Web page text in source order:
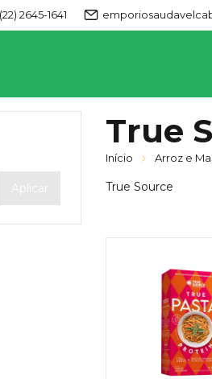
(22) 2645-1641
Aplicar
True
Início Arroz e
True Source